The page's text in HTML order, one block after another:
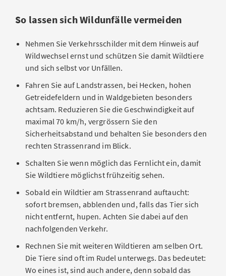
So lassen sich Wildunfälle vermeiden
Nehmen Sie Verkehrsschilder mit dem Hinweis auf
Wildwechsel ernst und schützen Sie damit Wildtiere
und sich selbst vor Unfällen.
Fahren Sie auf Landstrassen, bei Hecken, hohen
Getreidefeldern und in Waldgebieten besonders
achtsam. Reduzieren Sie die Geschwindigkeit auf
maximal 70 km/h, vergrössern Sie den
Sicherheitsabstand und behalten Sie besonders den
rechten Strassenrand im Blick.
Schalten Sie wenn möglich das Fernlicht ein, damit
Sie Wildtiere möglichst frühzeitig sehen.
Sobald ein Wildtier am Strassenrand auftaucht:
sofort bremsen, abblenden und, falls das Tier sich
nicht entfernt, hupen. Achten Sie dabei auf den
nachfolgenden Verkehr.
Rechnen Sie mit weiteren Wildtieren am selben Ort.
Die Tiere sind oft im Rudel unterwegs. Das bedeutet:
Wo eines ist, sind auch andere, denn sobald das